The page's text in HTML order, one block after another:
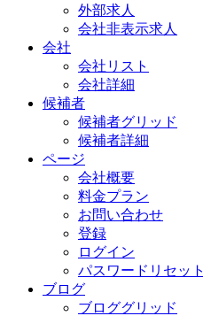
外部求人
会社非表示求人
会社
会社リスト
会社詳細
候補者
候補者グリッド
候補者詳細
ページ
会社概要
料金プラン
お問い合わせ
登録
ログイン
パスワードリセット
ブログ
ブロググリッド